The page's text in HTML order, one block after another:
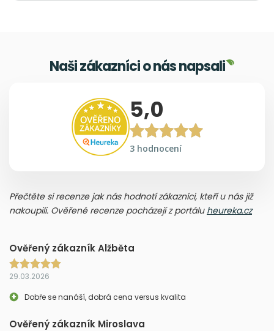
Naši zákazníci o nás napsali
5,0
3 hodnocení
Přečtěte si recenze jak nás hodnotí zákazníci, kteří u nás již
nakoupili. Ověřené recenze pocházejí z portálu heureka.cz
Ověřený zákazník Alžběta
29.03.2026
Dobře se nanáší, dobrá cena versus kvalita
Ověřený zákazník Miroslava